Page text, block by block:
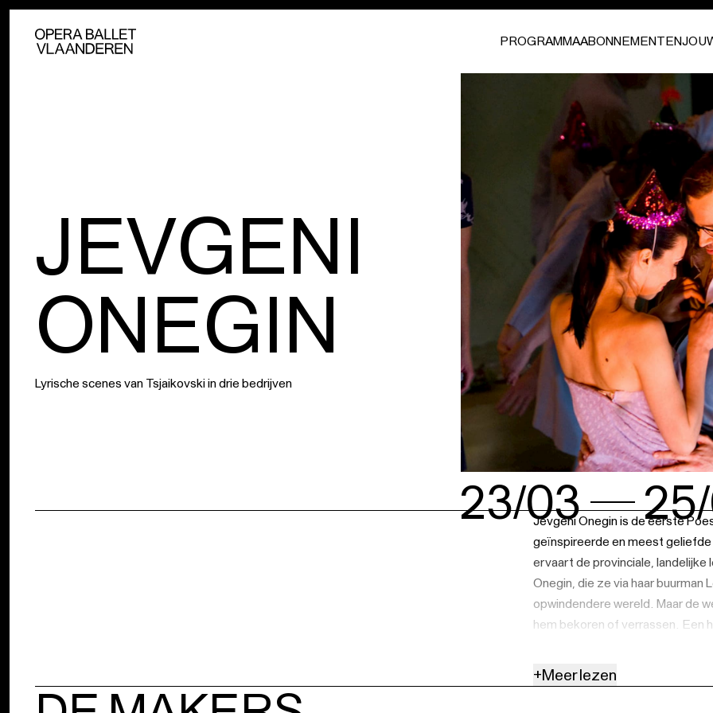
PROGRAMMAABONNEMENTEN
JEVGENI
ONEGIN
Lyrische scenes van Tsjaikovski in drie bedrijven
23/03Jevgeni Onegin is de eerste
geïnspireerde en meest
ervaart de provinciale,
Onegin, die ze via haar buurman
opwindendere wereld. Maar de
hem bekoren of verrassen. Een
dramatische consequenties. In
later liggen de kaarten heel
+Meer lezen